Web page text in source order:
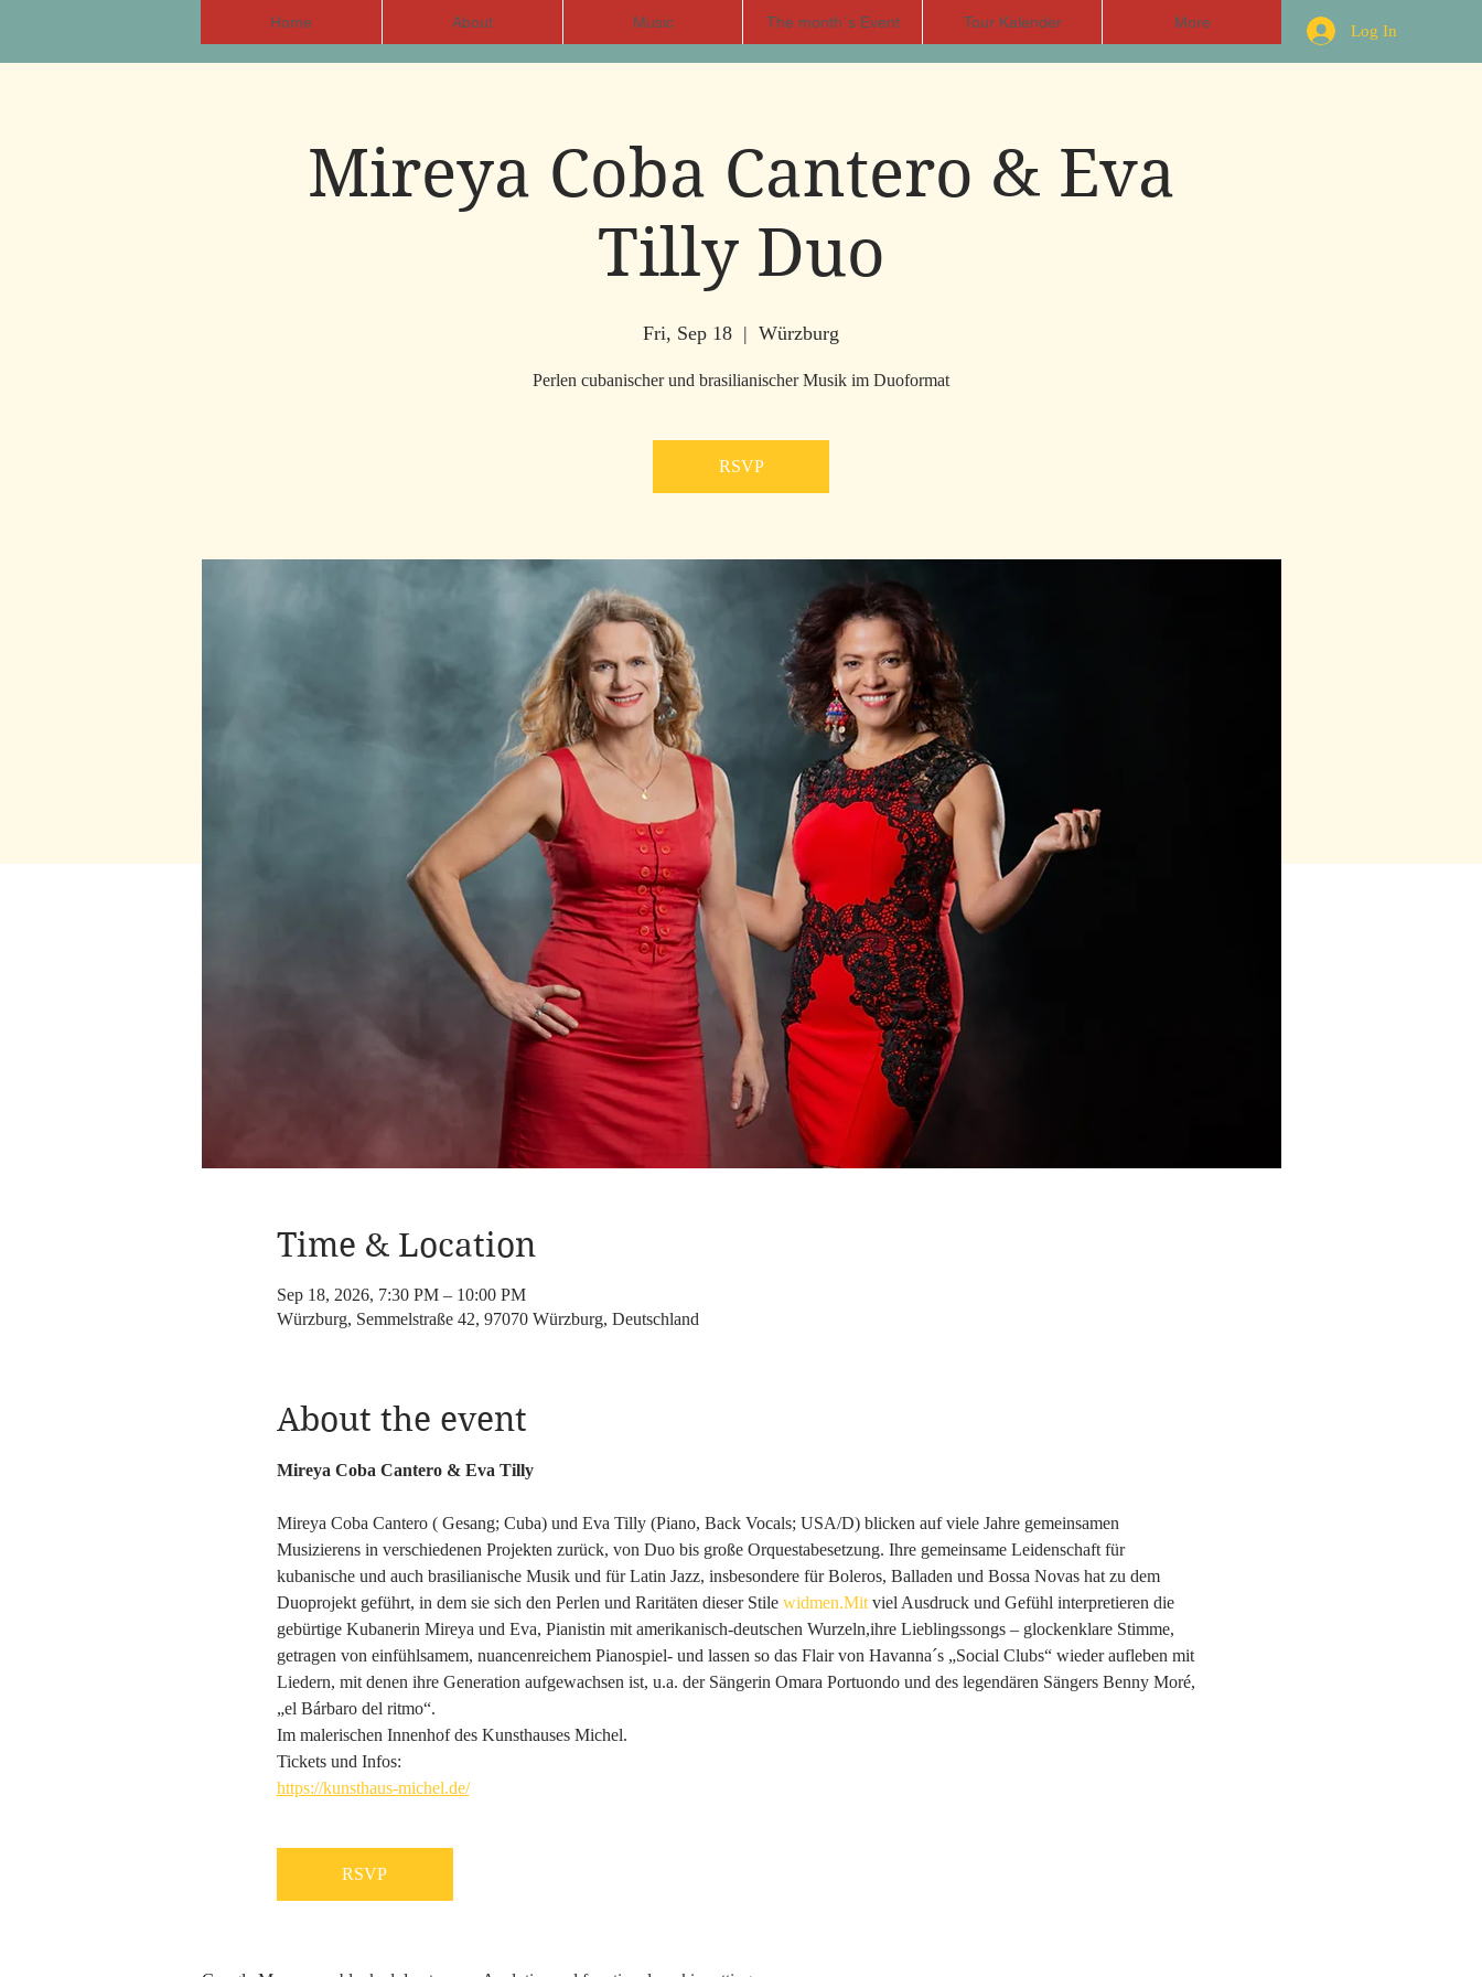
Home About Music The month´s Event Tour Kalender More Log In
Mireya Coba Cantero & Eva
Tilly Duo
Fri, Sep 18
  |
Würzburg
Perlen cubanischer und brasilianischer Musik im Duoformat
RSVP
Time & Location
Sep 18, 2026, 7:30 PM – 10:00 PM
Würzburg, Semmelstraße 42, 97070 Würzburg, Deutschland
About the event
Mireya Coba Cantero & Eva Tilly
Mireya Coba Cantero ( Gesang; Cuba) und Eva Tilly (Piano, Back Vocals; USA/D) blicken auf viele Jahre gemeinsamen
Musizierens in verschiedenen Projekten zurück, von Duo bis große Orquestabesetzung. Ihre gemeinsame Leidenschaft für
kubanische und auch brasilianische Musik und für Latin Jazz, insbesondere für Boleros, Balladen und Bossa Novas hat zu dem
Duoprojekt geführt, in dem sie sich den Perlen und Raritäten dieser Stile widmen.Mit viel Ausdruck und Gefühl interpretieren die
gebürtige Kubanerin Mireya und Eva, Pianistin mit amerikanisch-deutschen Wurzeln,ihre Lieblingssongs – glockenklare Stimme,
getragen von einfühlsamem, nuancenreichem Pianospiel- und lassen so das Flair von Havanna´s „Social Clubs“ wieder aufleben mit
Liedern, mit denen ihre Generation aufgewachsen ist, u.a. der Sängerin Omara Portuondo und des legendären Sängers Benny Moré,
„el Bárbaro del ritmo“.
Im malerischen Innenhof des Kunsthauses Michel.
Tickets und Infos:
https://kunsthaus-michel.de/
RSVP